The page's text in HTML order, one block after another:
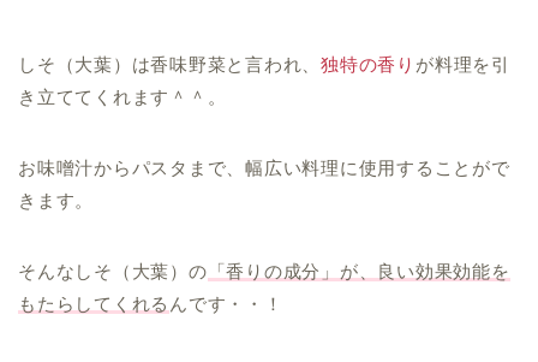
しそ（大葉）は香味野菜と言われ、独特の香り が料理を引
き立ててくれます＾＾。
お味噌汁からパスタまで、幅広い料理に使用することがで
きます。
そんなしそ（大葉）の 「香りの成分」が、良い効果効能を
もたらしてくれる んです・・！